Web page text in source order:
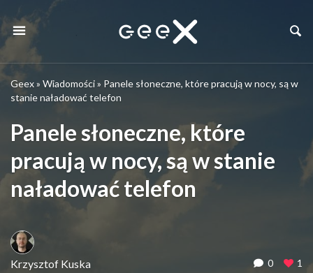
Geex» Wiadomości» Panele słoneczne, które pracują w nocy, są w
stanie naładować telefon
Panele słoneczne, które
pracują w nocy, są w stanie
naładować telefon
Krzysztof Kuska 0 1